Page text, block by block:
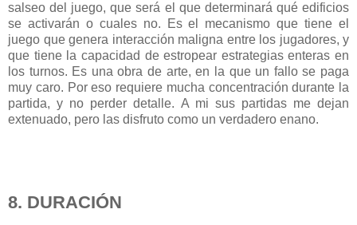
salseo del juego, que será el que determinará qué edificios
se activarán o cuales no. Es el mecanismo que tiene el
juego que genera interacción maligna entre los jugadores, y
que tiene la capacidad de estropear estrategias enteras en
los turnos. Es una obra de arte, en la que un fallo se paga
muy caro. Por eso requiere mucha concentración durante la
partida, y no perder detalle. A mi sus partidas me dejan
extenuado, pero las disfruto como un verdadero enano.
8. DURACIÓN